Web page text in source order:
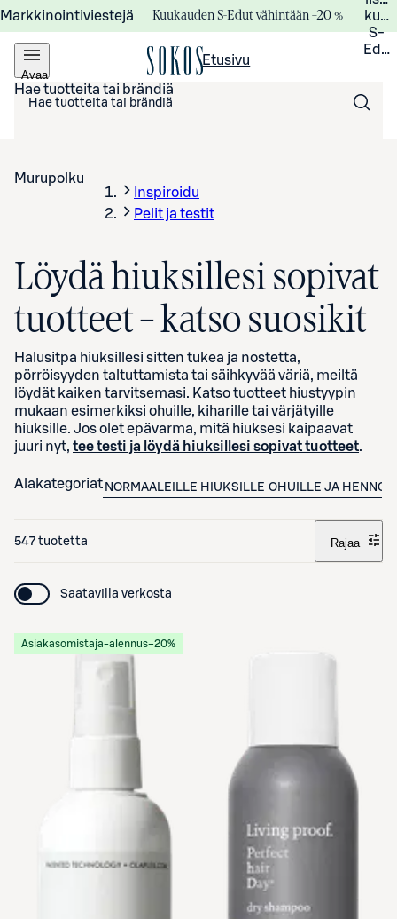
Markkinointiviestejä Kuukauden S-Edut vähintään –20 %
S-
Avaa
valikko
Etusivu
Hae tuotteita tai brändiä
Murupolku
Inspiroidu
Pelit ja testit
Löydä hiuksillesi sopivat
tuotteet – katso suosikit
Halusitpa hiuksillesi sitten tukea ja nostetta,
pörröisyyden taltuttamista tai säihkyvää väriä, meiltä
löydät kaiken tarvitsemasi. Katso tuotteet hiustyypin
mukaan esimerkiksi ohuille, kiharille tai värjätyille
hiuksille. Jos olet epävarma, mitä hiuksesi kaipaavat
juuri nyt, tee testi ja löydä hiuksillesi sopivat tuotteet.
Alakategoriat NORMAALEILLE HIUKSILLE OHUILLE JA
547 tuotetta Rajaa
Saatavilla verkosta
Asiakasomistaja-alennus−20%